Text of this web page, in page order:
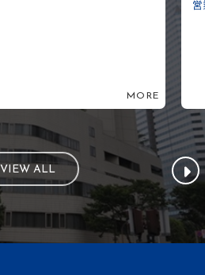
MORE
VIEW ALL